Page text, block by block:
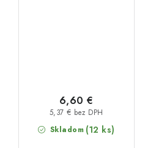
Skladom (12 ks)
5,37 € bez DPH
6,60 €